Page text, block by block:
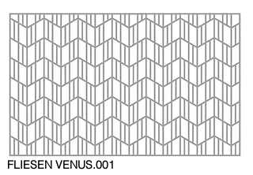
FLIESEN VENUS.001